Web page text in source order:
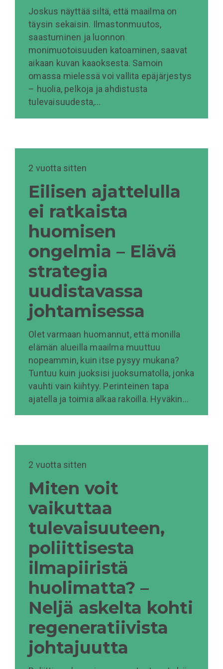
Joskus näyttää siltä, että maailma on
täysin sekaisin. Ilmastonmuutos,
saastuminen ja luonnon
monimuotoisuuden katoaminen, saavat
aikaan kuvan kaaoksesta. Samoin
omassa mielessä voi vallita epäjärjestys
– huolia, pelkoja ja ahdistusta
tulevaisuudesta,…
2 vuotta sitten
Eilisen ajattelulla
ei ratkaista
huomisen
ongelmia – Elävä
strategia
uudistavassa
johtamisessa
Olet varmaan huomannut, että monilla
elämän alueilla maailma muuttuu
nopeammin, kuin itse pysyy mukana?
Tuntuu kuin juoksisi juoksumatolla, jonka
vauhti vain kiihtyy. Perinteinen tapa
ajatella ja toimia alkaa rakoilla. Hyväkin…
2 vuotta sitten
Miten voit
vaikuttaa
tulevaisuuteen,
poliittisesta
ilmapiiristä
huolimatta? –
Neljä askelta kohti
regeneratiivista
johtajuutta